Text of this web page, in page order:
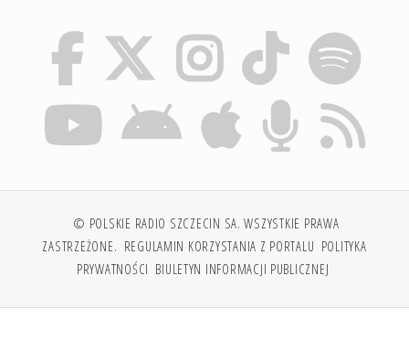
© POLSKIE RADIO SZCZECIN SA. WSZYSTKIE PRAWA
ZASTRZEŻONE. REGULAMIN KORZYSTANIA Z PORTALU POLITYKA
PRYWATNOŚCI BIULETYN INFORMACJI PUBLICZNEJ